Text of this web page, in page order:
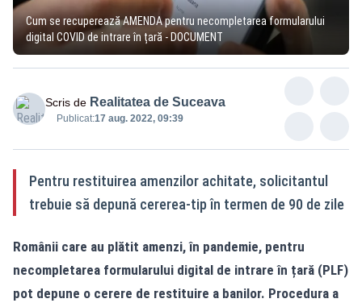
Cum se recuperează AMENDA pentru necompletarea formularului
digital COVID de intrare în țară - DOCUMENT
Scris de Realitatea de Suceava
Publicat:17 aug. 2022, 09:39
Pentru restituirea amenzilor achitate, solicitantul
trebuie să depună cererea-tip în termen de 90 de zile
Românii care au plătit amenzi, în pandemie, pentru
necompletarea formularului digital de intrare în țară (PLF)
pot depune o cerere de restituire a banilor. Procedura a